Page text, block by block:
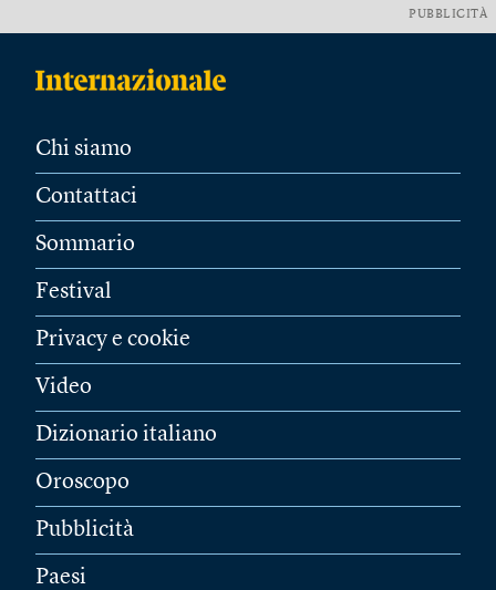
PUBBLICITÀ
Chi siamo
Contattaci
Sommario
Festival
Privacy e cookie
Video
Dizionario italiano
Oroscopo
Pubblicità
Paesi